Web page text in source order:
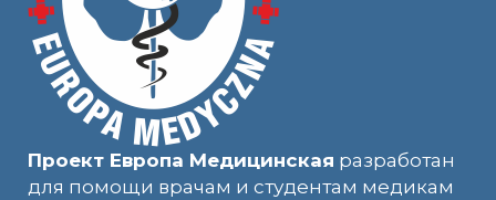
Проект Европа Медицинская разработан
для помощи врачам и студентам медикам